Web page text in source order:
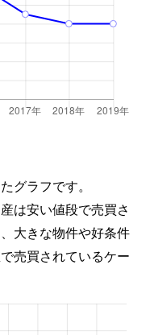
グラフです。
は安い値段で売買さ
大きな物件や好条件
売買されているケー